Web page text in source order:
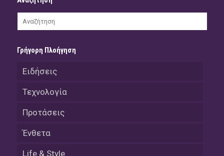
Γρήγορη Πλοήγηση
Ειδήσεις
Τεχνολογία
Προτάσεις
Ένθετα
Life & Style